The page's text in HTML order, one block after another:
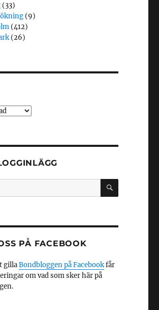
(33)
(9)
(412)
(26)
SÖK
PÅ FACEBOOK
gillaBondbloggen på Facebookfår
om vad som sker här på